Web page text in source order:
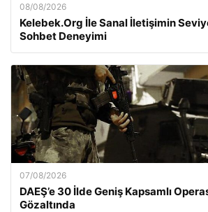
08/08/2026
Kelebek.Org İle Sanal İletişimin
Sohbet Deneyimi
07/08/2026
DAEŞ’e 30 İlde Geniş Kapsamlı
Gözaltında